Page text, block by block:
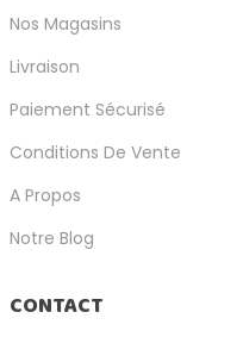
Nos Magasins
Livraison
Paiement Sécurisé
Conditions De Vente
A Propos
Notre Blog
CONTACT